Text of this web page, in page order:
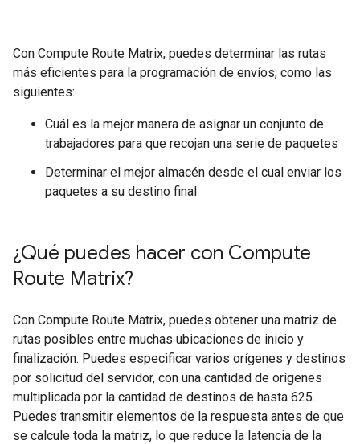
Con Compute Route Matrix, puedes determinar las rutas
más eficientes para la programación de envíos, como las
siguientes:
Cuál es la mejor manera de asignar un conjunto de
trabajadores para que recojan una serie de paquetes
Determinar el mejor almacén desde el cual enviar los
paquetes a su destino final
¿Qué puedes hacer con Compute
Route Matrix?
Con Compute Route Matrix, puedes obtener una matriz de
rutas posibles entre muchas ubicaciones de inicio y
finalización. Puedes especificar varios orígenes y destinos
por solicitud del servidor, con una cantidad de orígenes
multiplicada por la cantidad de destinos de hasta 625.
Puedes transmitir elementos de la respuesta antes de que
se calcule toda la matriz, lo que reduce la latencia de la